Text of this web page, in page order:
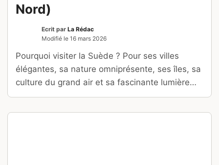
Nord)
Ecrit par La Rédac
Modifié le 16 mars 2026
Pourquoi visiter la Suède ? Pour ses villes
élégantes, sa nature omniprésente, ses îles, sa
culture du grand air et sa fascinante lumière
nordique.